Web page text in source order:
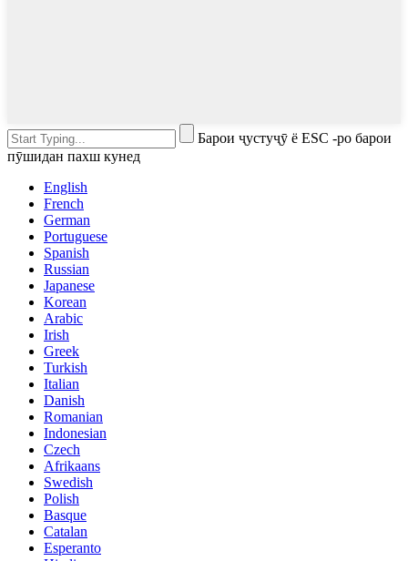
Барои ҷустуҷӯ ё ESC -ро барои
пӯшидан пахш кунед
English
French
German
Portuguese
Spanish
Russian
Japanese
Korean
Arabic
Irish
Greek
Turkish
Italian
Danish
Romanian
Indonesian
Czech
Afrikaans
Swedish
Polish
Basque
Catalan
Esperanto